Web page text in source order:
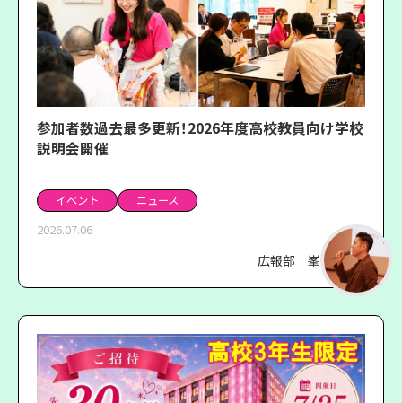
参加者数過去最多更新！2026年度高校教員向け学校
説明会開催
イベント ニュース
2026.07.06
広報部 峯